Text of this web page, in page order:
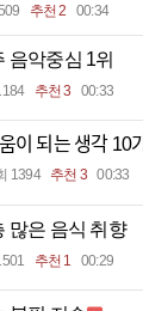
추천 2 00:34
음악중심 1위
추천 3 00:33
되는 생각
1394 추천 3 00:33
많은 음식 취향
추천 1 00:29